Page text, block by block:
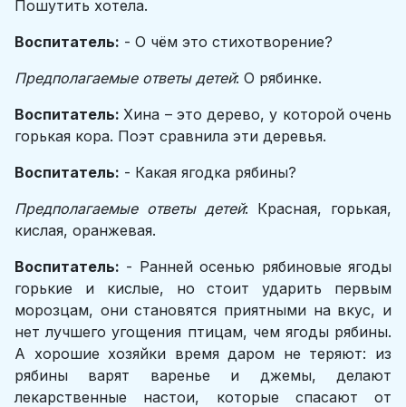
Пошутить хотела.
Воспитатель: - О чём это стихотворение?
Предполагаемые ответы детей: О рябинке.
Воспитатель:Хина – это дерево, у которой очень
горькая кора. Поэт сравнила эти деревья.
Воспитатель: - Какая ягодка рябины?
Предполагаемые ответы детей: Красная, горькая,
кислая, оранжевая.
Воспитатель: - Ранней осенью рябиновые ягоды
горькие и кислые, но стоит ударить первым
морозцам, они становятся приятными на вкус, и
нет лучшего угощения птицам, чем ягоды рябины.
А хорошие хозяйки время даром не теряют: из
рябины варят варенье и джемы, делают
лекарственные настои, которые спасают от